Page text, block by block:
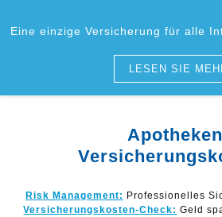
Eine einzige Versicherung für alle
LESEN SIE
Risk Management: Professionelles
Versicherungskosten-Check: Geld